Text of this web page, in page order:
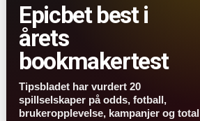
Epicbet best i
årets
bookmakertest
Tipsbladet har vurdert 20
spillselskaper på odds, fotball,
brukeropplevelse, kampanjer og total